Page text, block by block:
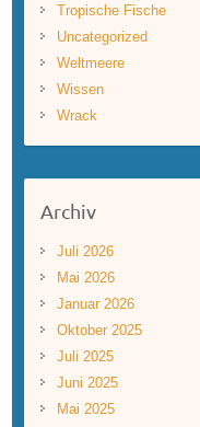
Tropische Fische
Uncategorized
Weltmeere
Wissen
Wrack
Archiv
Juli 2026
Mai 2026
Januar 2026
Oktober 2025
Juli 2025
Juni 2025
Mai 2025